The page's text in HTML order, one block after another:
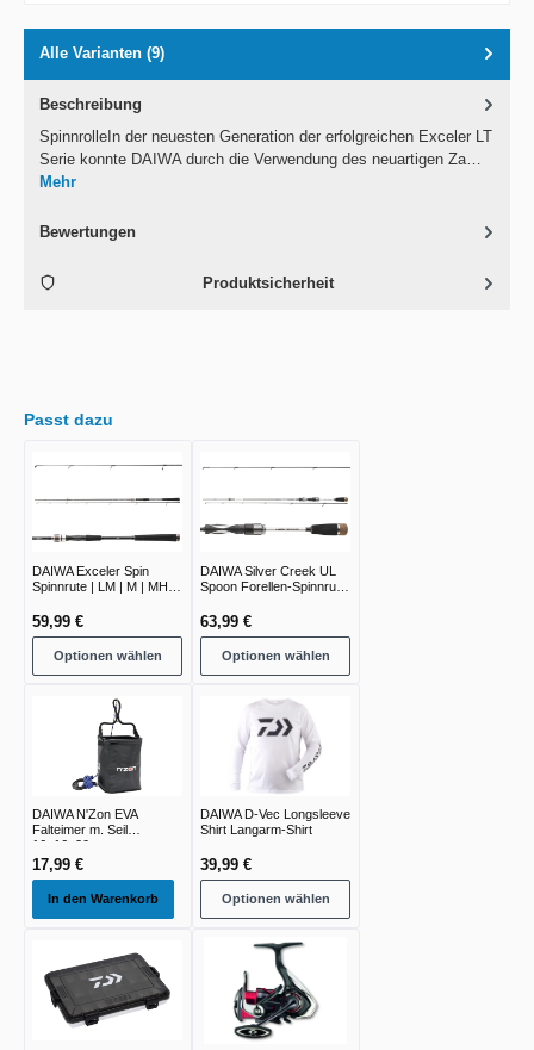
Alle Varianten (9)
Beschreibung
SpinnrolleIn der neuesten Generation der erfolgreichen Exceler LT
Serie konnte DAIWA durch die Verwendung des neuartigen Za…
Mehr
Bewertungen
Produktsicherheit
Passt dazu
DAIWA Exceler Spin
Spinnrute | LM | M | MH |
59,99 €
Optionen wählen
DAIWA Silver Creek UL
Spoon Forellen-Spinnrute
63,99 €
Optionen wählen
DAIWA N'Zon EVA
Falteimer m. Seil
16x16x20cm
17,99 €
In den Warenkorb
DAIWA D-Vec Longsleeve
Shirt Langarm-Shirt
39,99 €
Optionen wählen